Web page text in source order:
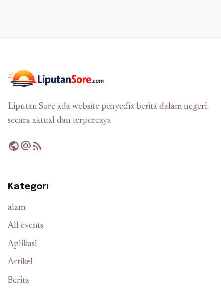
Liputan Sore ada website penyedia berita dalam negeri
secara aktual dan terpercaya
publicalternate_emailrss_feed
Kategori
alam
All events
Aplikasi
Artikel
Berita